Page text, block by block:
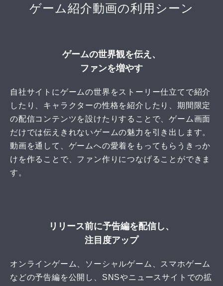
ゲーム紹介動画の利用シーン
ゲームの世界観を伝え、
ファンを増やす
自社サイトにゲームの世界をストーリー仕立てで紹介
したり、キャラクターの性格を紹介したり、期間限定
の配信コンテンツを設けたりすることで、ゲーム画面
だけでは伝えきれないゲームの魅力を引き出します。
動画を通して、ゲームへの愛着をもってもらうきっか
けを作ることで、ファン作りにつなげることができま
す。
リリース前に予告編を配信し、
注目度アップ
オンラインゲーム、ソーシャルゲーム、スマホゲーム
などの予告編を公開し、SNSやニュースサイトでの拡